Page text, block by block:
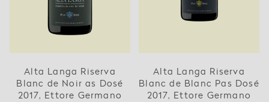
Alta Langa Riserva
Blanc de Noir as Dosé
2017, Ettore Germano
Alta Langa Riserva
Blanc de Blanc Pas Dosé
2017, Ettore Germano